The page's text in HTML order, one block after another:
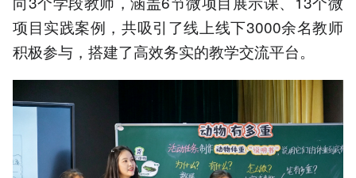
项目实践案例，共吸引了线上线下3000余名教师
积极参与，搭建了高效务实的教学交流平台。